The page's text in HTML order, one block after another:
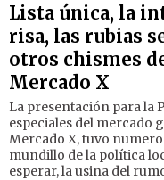
Lista única, la
risa, las rubias
otros chismes
Mercado X
La presentación para la
especiales del mercado
Mercado X, tuvo
mundillo de la política
esperar, la usina del